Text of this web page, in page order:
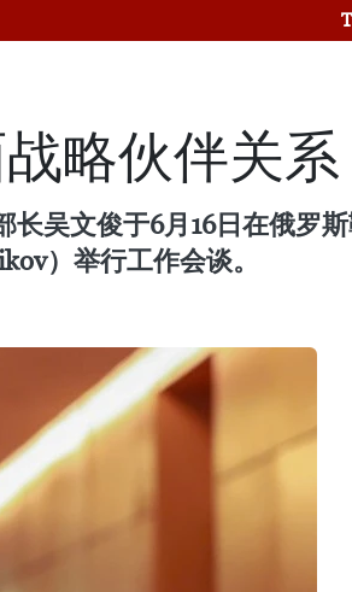
略伙伴关系
吴文俊于6月16日在俄罗
）举行工作会谈。